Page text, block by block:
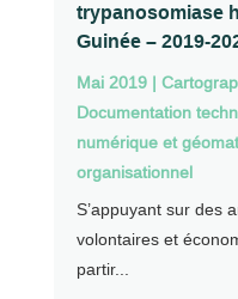
trypanosomiase
Guinée – 2019-
Mai 2019|
Documentation
numérique et
organisationnel
S’appuyant sur des
volontaires et
partir...